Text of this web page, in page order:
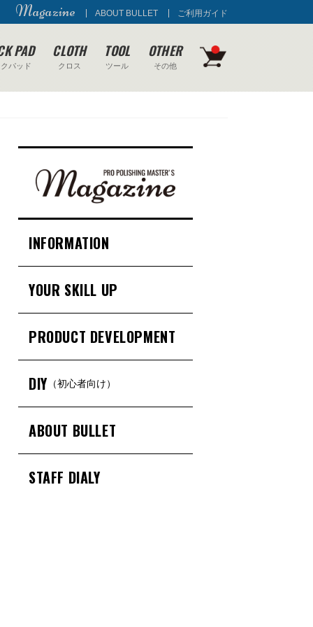
Magazine ABOUT BULLET ご利用ガイド
PAD
パッド
CLOTH
クロス
TOOL
ツール
OTHER
その他
INFORMATION
YOUR SKILL UP
PRODUCT DEVELOPMENT
DIY （初心者向け）
ABOUT BULLET
STAFF DIALY